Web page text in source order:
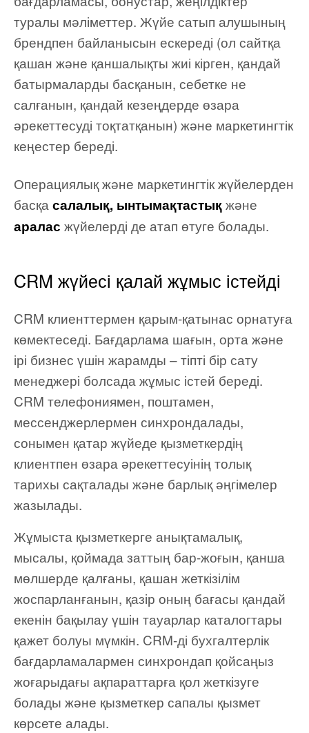
туралы мәліметтер. Жүйе сатып алушының
брендпен байланысын ескереді (ол сайтқа
қашан және қаншалықты жиі кірген, қандай
батырмаларды басқанын, себетке не
салғанын, қандай кезеңдерде өзара
әрекеттесуді тоқтатқанын) және маркетингтік
кеңестер береді.
Операциялық және маркетингтік жүйелерден
басқа салалық, ынтымақтастықжәне
аралас жүйелерді де атап өтуге болады.
CRM жүйесі қалай жұмыс істейді
CRM клиенттермен қарым-қатынас орнатуға
көмектеседі. Бағдарлама шағын, орта және
ірі бизнес үшін жарамды – тіпті бір сату
менеджері болсада жұмыс істей береді.
CRM телефониямен, поштамен,
мессенджерлермен синхрондалады,
сонымен қатар жүйеде қызметкердің
клиентпен өзара әрекеттесуінің толық
тарихы сақталады және барлық әңгімелер
жазылады.
Жұмыста қызметкерге анықтамалық,
мысалы, қоймада заттың бар-жоғын, қанша
мөлшерде қалғаны, қашан жеткізілім
жоспарланғанын, қазір оның бағасы қандай
екенін бақылау үшін тауарлар каталогтары
қажет болуы мүмкін. CRM-ді бухгалтерлік
бағдарламалармен синхрондап қойсаңыз
жоғарыдағы ақпараттарға қол жеткізуге
болады және қызметкер сапалы қызмет
көрсете алады.